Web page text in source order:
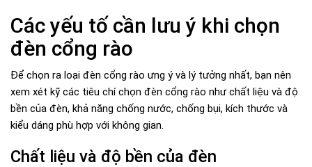
Các yếu tố cần lưu ý khi chọn
đèn cổng rào
Để chọn ra loại đèn cổng rào ưng ý và lý tưởng nhất, bạn nên
xem xét kỹ các tiêu chí chọn đèn cổng rào như chất liệu và độ
bền của đèn, khả năng chống nước, chống bụi, kích thước và
kiểu dáng phù hợp với không gian.
Chất liệu và độ bền của đèn